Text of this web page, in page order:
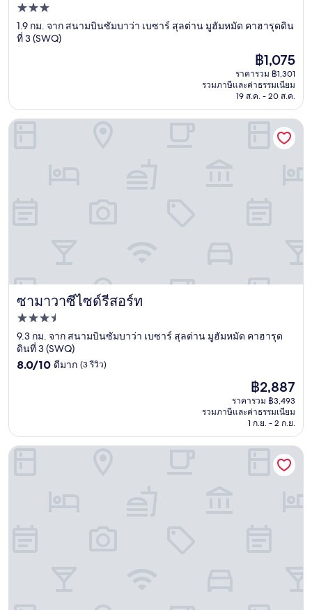
ที่พัก
3.0
ดาว
1.9 กม. จาก สนามบินซัมบาว่า เบซาร์ สุลต่าน มูฮัมหมัด คาฮารุดดิน
ที่ 3 (SWQ)
ราคา
ปัจจุบัน
คือ
฿1,075
฿1,075
ราคารวม ฿1,301
รวมภาษีและค่าธรรมเนียม
19 ส.ค. - 20 ส.ค.
ซามาวาซีไซด์รีสอร์ท
ซามาวาซีไซด์รีสอร์ท
ที่พัก
3.5
ดาว
9.3 กม. จาก สนามบินซัมบาว่า เบซาร์ สุลต่าน มูฮัมหมัด คาฮารุด
ดินที่ 3 (SWQ)
8.0
รีวิว)
8.0/10 ดีมาก (3 รีวิว)
ราคา
ปัจจุบัน
คือ
฿2,887
฿2,887
ราคารวม ฿3,493
รวมภาษีและค่าธรรมเนียม
1 ก.ย. - 2 ก.ย.
ซามาวาซีไซด์รีสอร์ท
บาเล บาบา อูยูน